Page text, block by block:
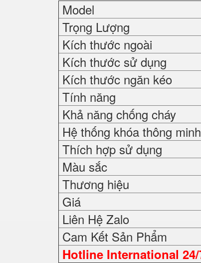
Model
Trọng Lượng
Kích thước ngoài
Kích thước sử dụng
Kích thước ngăn kéo
Tính năng
Khả năng chống cháy
Hệ thống khóa thông minh
Thích hợp sử dụng
Màu sắc
Thương hiệu
Giá
Liên Hệ Zalo
Cam Kết Sản Phẩm
Hotline International